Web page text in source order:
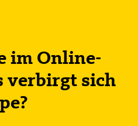
im Online-
verbirgt sich